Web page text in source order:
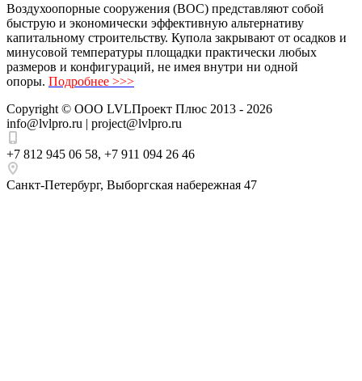
Воздухоопорные сооружения (ВОС) представляют собой
быструю и экономически эффективную альтернативу
капитальному строительству. Купола закрывают от осадков и
минусовой температуры площадки практически любых
размеров и конфигураций, не имея внутри ни одной
опоры. Подробнее >>>
Copyright © ООО LVLПроект Плюс 2013 - 2026
info@lvlpro.ru | project@lvlpro.ru
+7 812 945 06 58, +7 911 094 26 46
Санкт-Петербург, Выборгская набережная 47